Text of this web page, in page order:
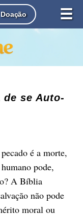
☰
de se Auto-
é a morte,
pode,
A Bíblia
não pode
moral ou